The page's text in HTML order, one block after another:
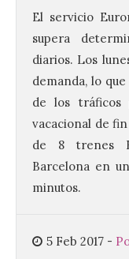
El servicio
supera
diarios. Los
demanda, lo
de los tráficos
vacacional de
de 8 trenes
Barcelona en
minutos.
5 Feb 2017 -
facilitar la
durante el
Sol del 12 de
9 Ago 2026
de
de Castilla y
afluencia de